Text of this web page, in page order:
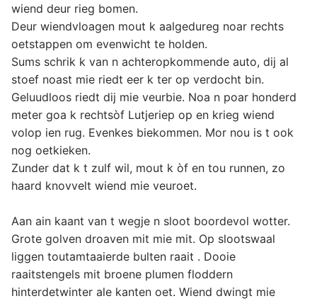
wiend deur rieg bomen.
Deur wiendvloagen mout k aalgedureg noar rechts
oetstappen om evenwicht te holden.
Sums schrik k van n achteropkommende auto, dij al
stoef noast mie riedt eer k ter op verdocht bin.
Geluudloos riedt dij mie veurbie. Noa n poar honderd
meter goa k rechtsòf Lutjeriep op en krieg wiend
volop ien rug. Evenkes biekommen. Mor nou is t ook
nog oetkieken.
Zunder dat k t zulf wil, mout k òf en tou runnen, zo
haard knovvelt wiend mie veuroet.
Aan ain kaant van t wegje n sloot boordevol wotter.
Grote golven droaven mit mie mit. Op slootswaal
liggen toutamtaaierde bulten raait . Dooie
raaitstengels mit broene plumen floddern
hinterdetwinter ale kanten oet. Wiend dwingt mie